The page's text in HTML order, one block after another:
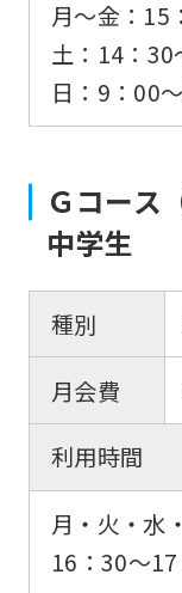
月〜金：15
土：14：30
日：9：00
Ｇコース
中学生
種別
月会費
利用時間
月・火・水
16：30〜